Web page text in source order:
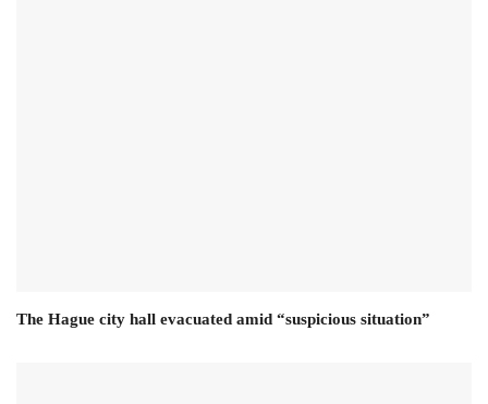
The Hague city hall evacuated amid “suspicious situation”